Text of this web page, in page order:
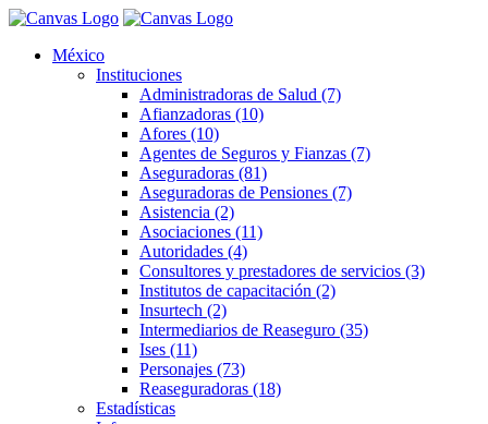
México
Instituciones
Administradoras de Salud (7)
Afianzadoras (10)
Afores (10)
Agentes de Seguros y Fianzas (7)
Aseguradoras (81)
Aseguradoras de Pensiones (7)
Asistencia (2)
Asociaciones (11)
Autoridades (4)
Consultores y prestadores de servicios (3)
Institutos de capacitación (2)
Insurtech (2)
Intermediarios de Reaseguro (35)
Ises (11)
Personajes (73)
Reaseguradoras (18)
Estadísticas